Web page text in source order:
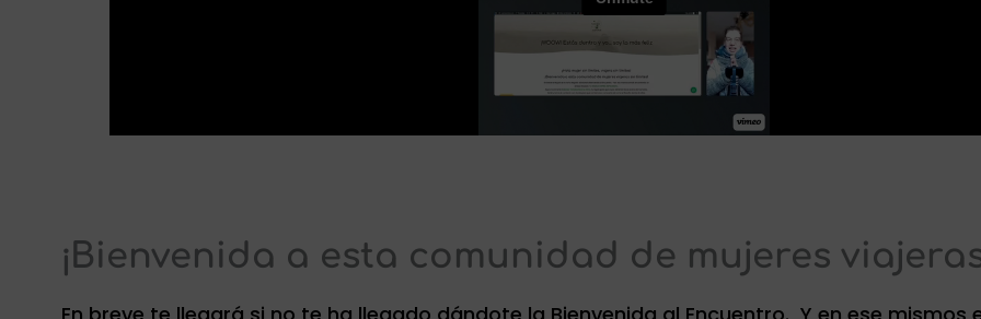
¡Bienvenida a esta comunidad de mujeres